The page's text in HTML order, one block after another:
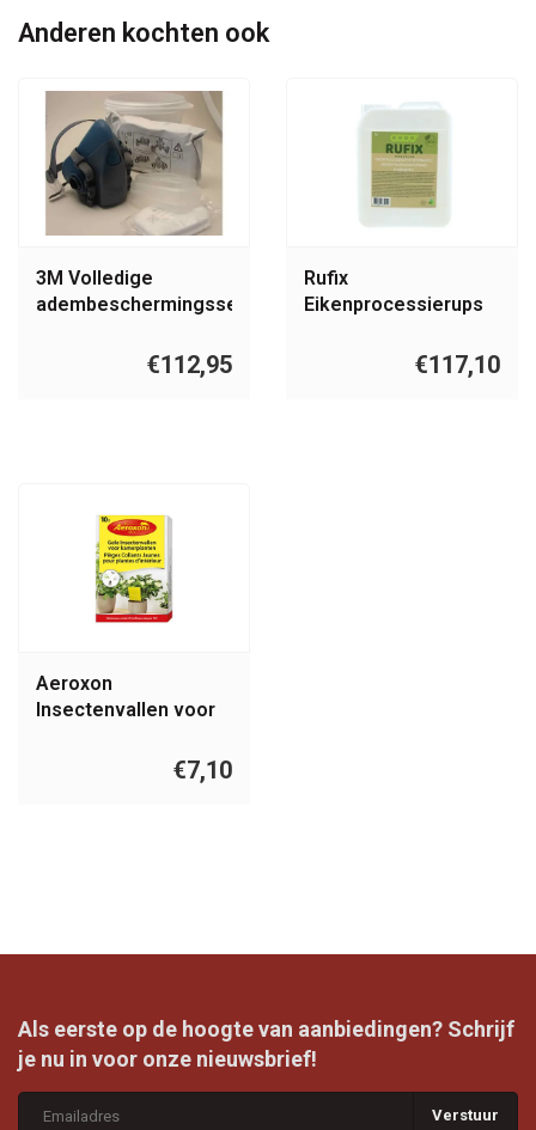
Anderen kochten ook
3M Volledige
adembeschermingsset
€112,95
Rufix
Eikenprocessierups
€117,10
Aeroxon
Insectenvallen voor
€7,10
Als eerste op de hoogte van aanbiedingen? Schrijf
je nu in voor onze nieuwsbrief!
Verstuur